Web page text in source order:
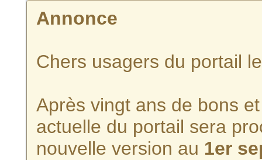
Annonce
Chers usagers du portail
Après vingt ans de bons
actuelle du portail sera
nouvelle version au 1er